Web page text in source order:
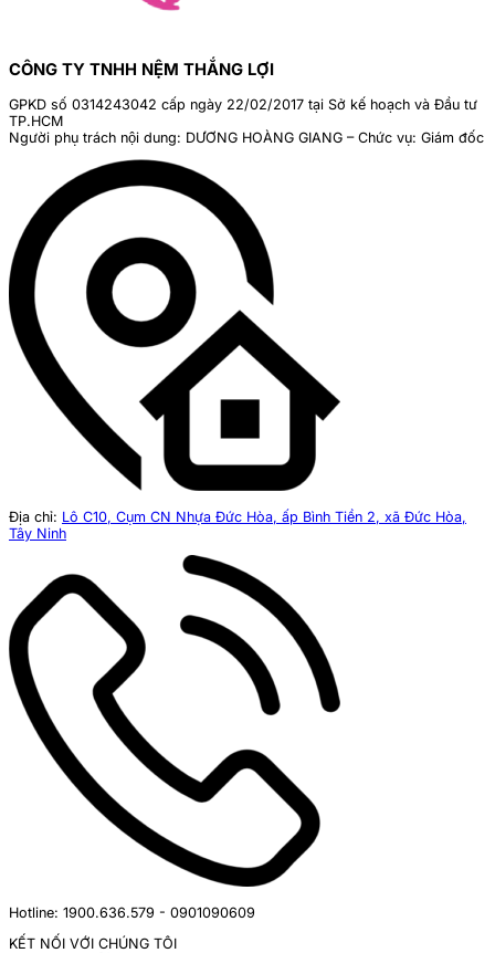
CÔNG TY TNHH NỆM THẮNG LỢI
GPKD số 0314243042 cấp ngày 22/02/2017 tại Sở kế hoạch và Đầu tư
TP.HCM
Người phụ trách nội dung: DƯƠNG HOÀNG GIANG – Chức vụ: Giám đốc
Địa chỉ: Lô C10, Cụm CN Nhựa Đức Hòa, ấp Bình Tiền 2, xã Đức Hòa,
Tây Ninh
Hotline: 1900.636.579 - 0901090609
KẾT NỐI VỚI CHÚNG TÔI